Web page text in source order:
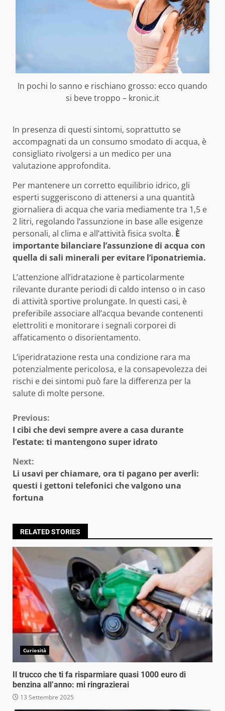
In pochi lo sanno e rischiano grosso: ecco quando
si beve troppo – kronic.it
In presenza di questi sintomi, soprattutto se
accompagnati da un consumo smodato di acqua, è
consigliato rivolgersi a un medico per una
valutazione approfondita.
Per mantenere un corretto equilibrio idrico, gli
esperti suggeriscono di attenersi a una quantità
giornaliera di acqua che varia mediamente tra 1,5 e
2 litri, regolando l’assunzione in base alle esigenze
personali, al clima e all’attività fisica svolta. È
importante bilanciare l’assunzione di acqua con
quella di sali minerali per evitare l’iponatriemia.
L’attenzione all’idratazione è particolarmente
rilevante durante periodi di caldo intenso o in caso
di attività sportive prolungate. In questi casi, è
preferibile associare all’acqua bevande contenenti
elettroliti e monitorare i segnali corporei di
affaticamento o disorientamento.
L’iperidratazione resta una condizione rara ma
potenzialmente pericolosa, e la consapevolezza dei
rischi e dei sintomi può fare la differenza per la
salute di molte persone.
Continue
Reading
Previous:
I cibi che devi sempre avere a casa durante
l’estate: ti mantengono super idrato
Next:
Li usavi per chiamare, ora ti pagano per averli:
questi i gettoni telefonici che valgono una
fortuna
RELATED STORIES
Curiosità
Il trucco che ti fa risparmiare quasi 1000 euro di
benzina all’anno: mi ringrazierai
13 Settembre 2025